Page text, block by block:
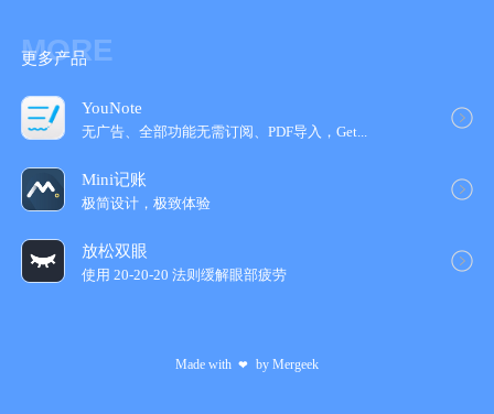
MORE
更多产品
YouNote
无广告、全部功能无需订阅、PDF导入，Get...
Mini记账
极简设计，极致体验
放松双眼
使用 20-20-20 法则缓解眼部疲劳
Made with ❤ by Mergeek